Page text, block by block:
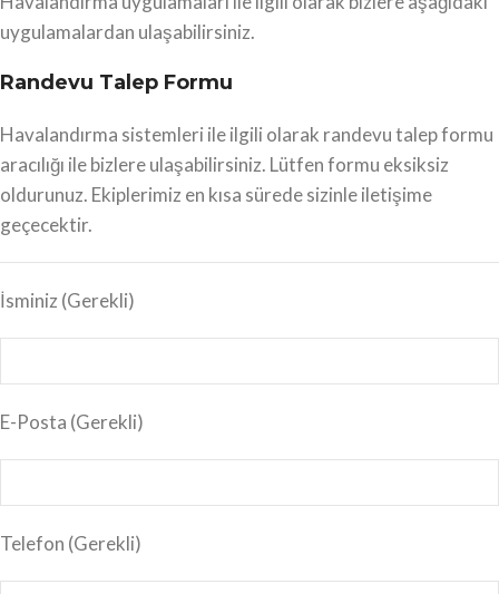
uygulamalardan ulaşabilirsiniz.
Randevu Talep Formu
Havalandırma sistemleri ile ilgili olarak randevu talep formu
aracılığı ile bizlere ulaşabilirsiniz. Lütfen formu eksiksiz
oldurunuz. Ekiplerimiz en kısa sürede sizinle iletişime
geçecektir.
İsminiz (Gerekli)
E-Posta (Gerekli)
Telefon (Gerekli)